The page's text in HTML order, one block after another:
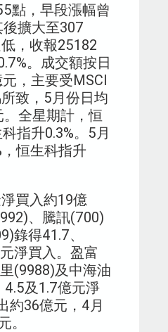
點，早段漲幅曾
擴大至307
，收報25182
。成交額按日
，主要受MSCI
致，5月份日均
全星期計，恒
指升0.3%。5月
恒生科指升
買入約19億
、騰訊(700)
錄得41.7、
淨買入。盈富
(9988)及中海油
4.5及1.7億元淨
約36億元，4月
。